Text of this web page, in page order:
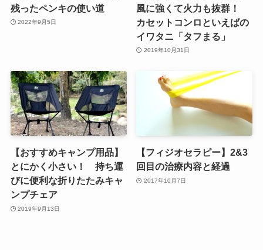
残ったペンキの使い道
2022年9月5日
風に強くて火力も抜群！
カセットコンロといえばの
イワタニ「タフまる」
2019年10月31日
【おすすめキャンプ用品】
とにかく小さい！ 持ち運
びに便利な折りたたみキャ
ンプチェア
2019年9月13日
【フィジオセラピー】2&3
回目の治療内容と経過
2017年10月7日